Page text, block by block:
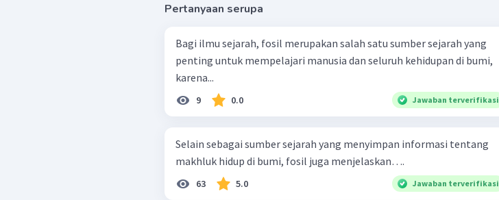
Pertanyaan serupa
Bagi ilmu sejarah, fosil merupakan salah satu sumber sejarah yang
penting untuk mempelajari manusia dan seluruh kehidupan di bumi,
karena...
9 0.0 Jawaban terverifikasi
Selain sebagai sumber sejarah yang menyimpan informasi tentang
makhluk hidup di bumi, fosil juga menjelaskan….
63 5.0 Jawaban terverifikasi